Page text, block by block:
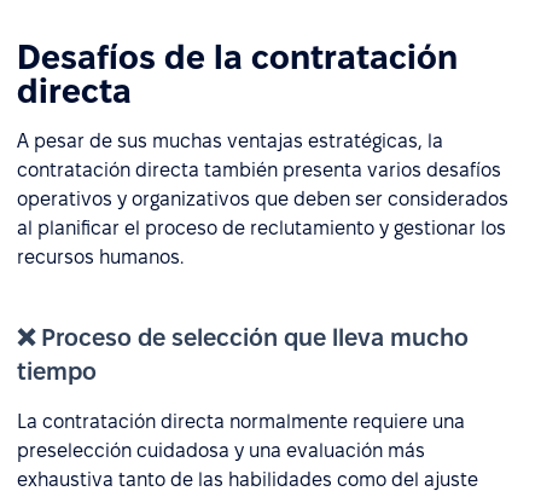
Desafíos de la contratación
directa
A pesar de sus muchas ventajas estratégicas, la
contratación directa también presenta varios desafíos
operativos y organizativos que deben ser considerados
al planificar el proceso de reclutamiento y gestionar los
recursos humanos.
❌ Proceso de selección que lleva mucho
tiempo
La contratación directa normalmente requiere una
preselección cuidadosa y una evaluación más
exhaustiva tanto de las habilidades como del ajuste